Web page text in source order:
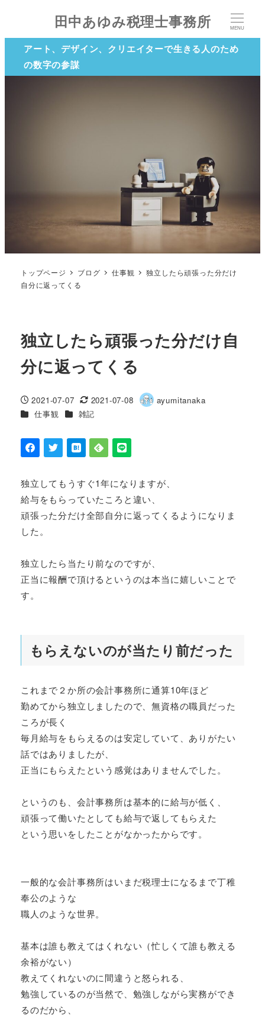
田中あゆみ税理士事務所 MENU
アート、デザイン、クリエイターで生きる人のため
の数字の参謀
トップページ ブログ 仕事観
独立したら頑張った分だけ
自分に返ってくる
独立したら頑張った分だけ自
分に返ってくる
投稿日
2021-07-07
更新日
2021-07-08
著
ayumitanaka
カテゴリー
仕事観 カテゴリー
雑記
独立してもうすぐ1年になりますが、
給与をもらっていたころと違い、
頑張った分だけ全部自分に返ってくるようになりま
した。
独立したら当たり前なのですが、
正当に報酬で頂けるというのは本当に嬉しいことで
す。
もらえないのが当たり前だった
これまで２か所の会計事務所に通算10年ほど
勤めてから独立しましたので、無資格の職員だった
ころが長く
毎月給与をもらえるのは安定していて、ありがたい
話ではありましたが、
正当にもらえたという感覚はありませんでした。
というのも、会計事務所は基本的に給与が低く、
頑張って働いたとしても給与で返してもらえた
という思いをしたことがなかったからです。
一般的な会計事務所はいまだ税理士になるまで丁稚
奉公のような
職人のような世界。
基本は誰も教えてはくれない（忙しくて誰も教える
余裕がない）
教えてくれないのに間違うと怒られる、
勉強しているのが当然で、勉強しながら実務ができ
るのだから、